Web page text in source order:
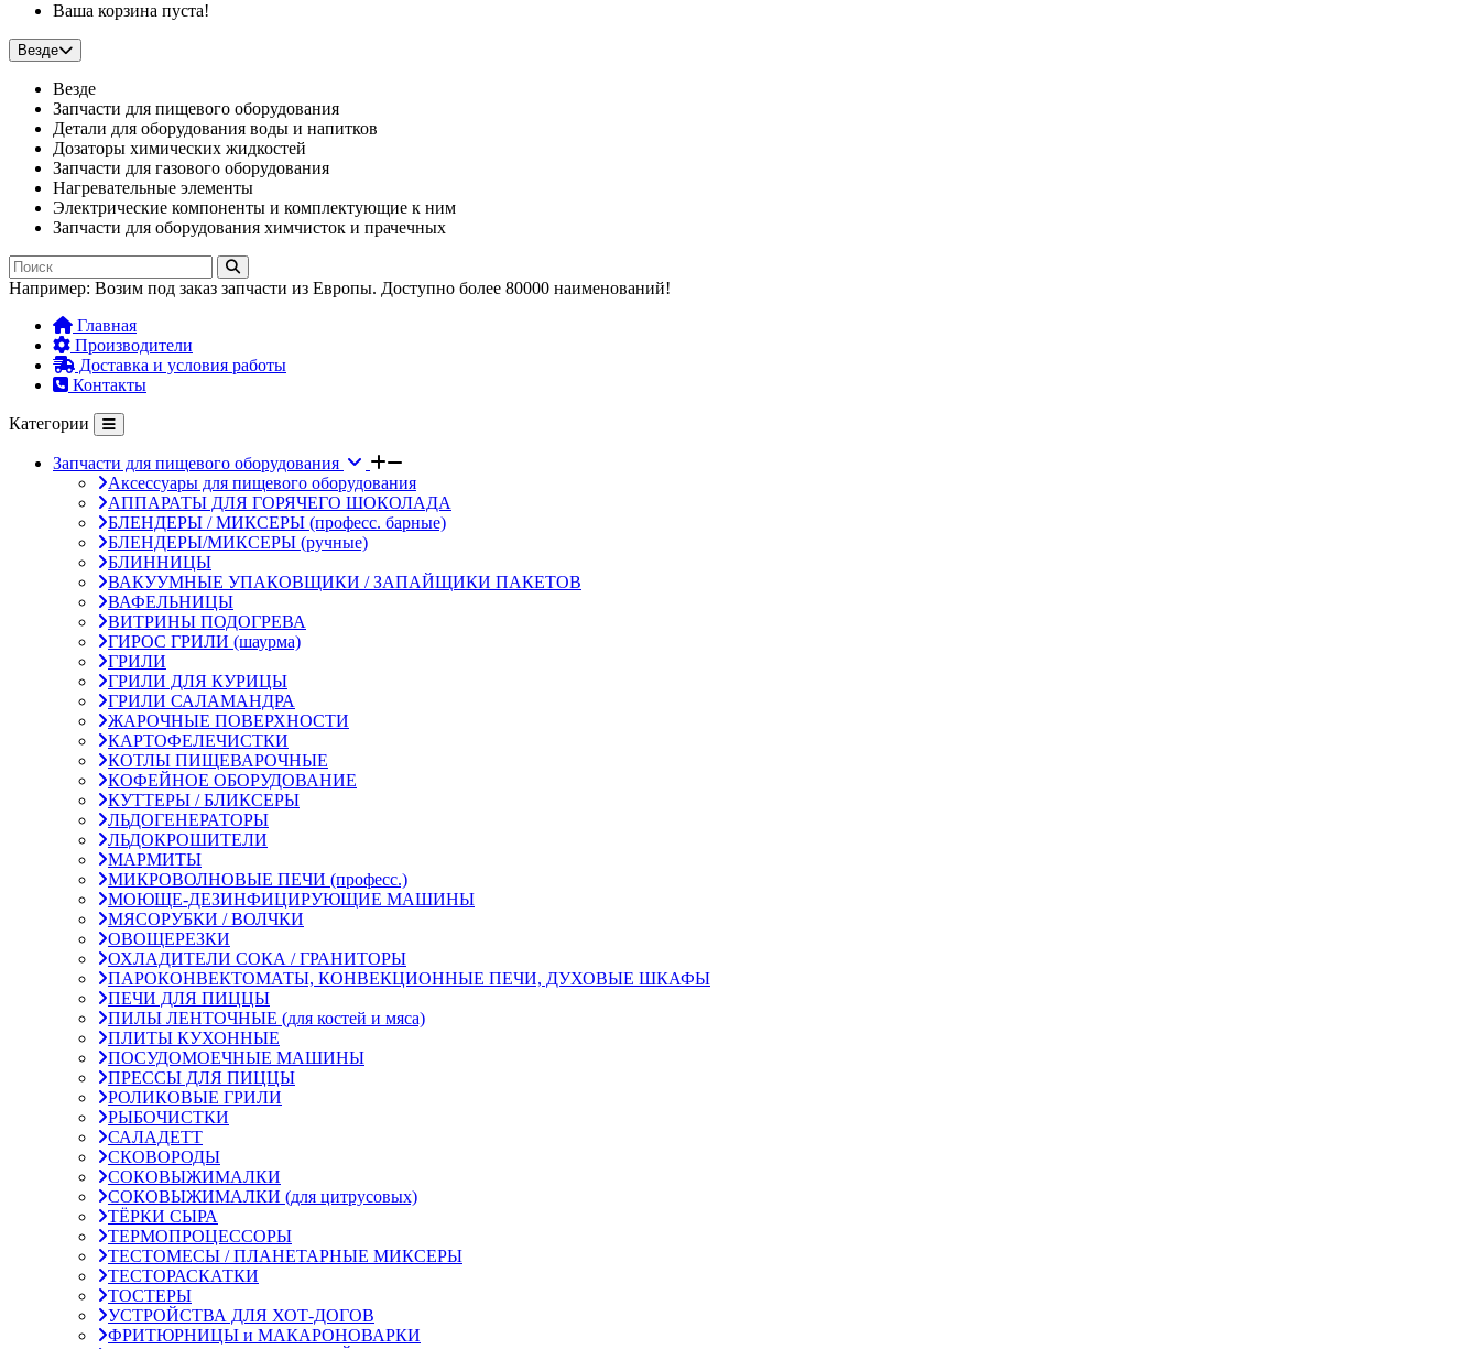
Ваша корзина пуста!
Везде
Везде
Запчасти для пищевого оборудования
Детали для оборудования воды и напитков
Дозаторы химических жидкостей
Запчасти для газового оборудования
Нагревательные элементы
Электрические компоненты и комплектующие к ним
Запчасти для оборудования химчисток и прачечных
Например: Возим под заказ запчасти из Европы. Доступно более 80000 наименований!
Главная
Производители
Доставка и условия работы
Контакты
Категории
Запчасти для пищевого оборудования
Аксессуары для пищевого оборудования
АППАРАТЫ ДЛЯ ГОРЯЧЕГО ШОКОЛАДА
БЛЕНДЕРЫ / МИКСЕРЫ (професс. барные)
БЛЕНДЕРЫ/МИКСЕРЫ (ручные)
БЛИННИЦЫ
ВАКУУМНЫЕ УПАКОВЩИКИ / ЗАПАЙЩИКИ ПАКЕТОВ
ВАФЕЛЬНИЦЫ
ВИТРИНЫ ПОДОГРЕВА
ГИРОС ГРИЛИ (шаурма)
ГРИЛИ
ГРИЛИ ДЛЯ КУРИЦЫ
ГРИЛИ САЛАМАНДРА
ЖАРОЧНЫЕ ПОВЕРХНОСТИ
КАРТОФЕЛЕЧИСТКИ
КОТЛЫ ПИЩЕВАРОЧНЫЕ
КОФЕЙНОЕ ОБОРУДОВАНИЕ
КУТТЕРЫ / БЛИКСЕРЫ
ЛЬДОГЕНЕРАТОРЫ
ЛЬДОКРОШИТЕЛИ
МАРМИТЫ
МИКРОВОЛНОВЫЕ ПЕЧИ (професс.)
МОЮЩЕ-ДЕЗИНФИЦИРУЮЩИЕ МАШИНЫ
МЯСОРУБКИ / ВОЛЧКИ
ОВОЩЕРЕЗКИ
ОХЛАДИТЕЛИ СОКА / ГРАНИТОРЫ
ПАРОКОНВЕКТОМАТЫ, КОНВЕКЦИОННЫЕ ПЕЧИ, ДУХОВЫЕ ШКАФЫ
ПЕЧИ ДЛЯ ПИЦЦЫ
ПИЛЫ ЛЕНТОЧНЫЕ (для костей и мяса)
ПЛИТЫ КУХОННЫЕ
ПОСУДОМОЕЧНЫЕ МАШИНЫ
ПРЕССЫ ДЛЯ ПИЦЦЫ
РОЛИКОВЫЕ ГРИЛИ
РЫБОЧИСТКИ
САЛАДЕТТ
СКОВОРОДЫ
СОКОВЫЖИМАЛКИ
СОКОВЫЖИМАЛКИ (для цитрусовых)
ТЁРКИ СЫРА
ТЕРМОПРОЦЕССОРЫ
ТЕСТОМЕСЫ / ПЛАНЕТАРНЫЕ МИКСЕРЫ
ТЕСТОРАСКАТКИ
ТОСТЕРЫ
УСТРОЙСТВА ДЛЯ ХОТ-ДОГОВ
ФРИТЮРНИЦЫ и МАКАРОНОВАРКИ